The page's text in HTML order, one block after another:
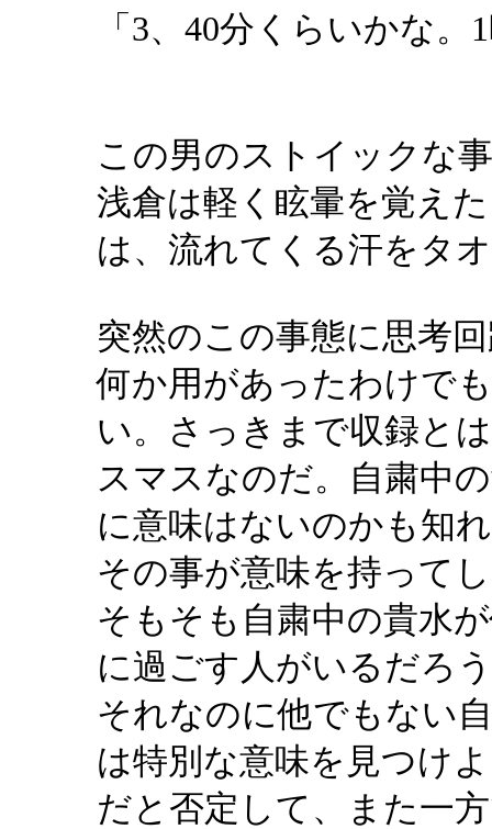
「3、40分くらいかな
この男のストイックな
浅倉は軽く眩暈を覚え
は、流れてくる汗をタ
突然のこの事態に思考
何か用があったわけで
い。さっきまで収録と
スマスなのだ。自粛中
に意味はないのかも知
その事が意味を持って
そもそも自粛中の貴水
に過ごす人がいるだろ
それなのに他でもない
は特別な意味を見つけ
だと否定して、また一